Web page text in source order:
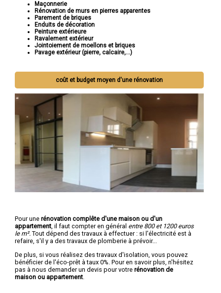
Maçonnerie
Rénovation de murs en pierres apparentes
Parement de briques
Enduits de décoration
Peinture extérieure
Ravalement extérieur
Jointoiement de moellons et briques
Pavage extérieur (pierre, calcaire,...)
coût et budget moyen d'une rénovation
Pour une rénovation complête d'une maison ou d'un
appartement , il faut compter en général entre 800 et 1200 euros
le m². Tout dépend des travaux à effectuer : si l'électricité est à
refaire, s'il y a des travaux de plomberie à prévoir...
De plus, si vous réalisez des travaux d'isolation, vous pouvez
bénéficier de l'éco-prêt à taux 0%. Pour en savoir plus, n'hésitez
pas à nous demander un devis pour votre rénovation de
maison ou appartement